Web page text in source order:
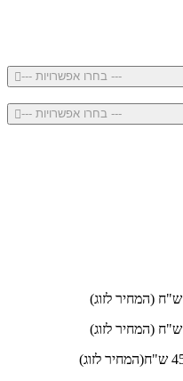
--- בחרו אפשרויות ---
--- בחרו אפשרויות ---